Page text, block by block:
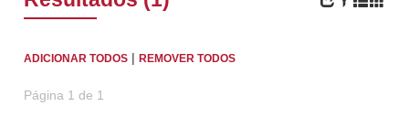
ADICIONAR TODOS |REMOVER TODOS
Página 1 de 1